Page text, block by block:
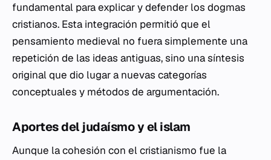
fundamental para explicar y defender los dogmas
cristianos. Esta integración permitió que el
pensamiento medieval no fuera simplemente una
repetición de las ideas antiguas, sino una síntesis
original que dio lugar a nuevas categorías
conceptuales y métodos de argumentación.
Aportes del judaísmo y el islam
Aunque la cohesión con el cristianismo fue la